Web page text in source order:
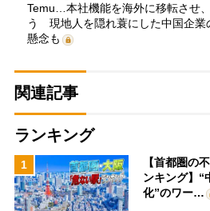
Temu…本社機能を海外に移転させ
う 現地人を隠れ蓑にした中国企業
懸念も
関連記事
ランキング
1
【首都圏の
ンキング】“
化”のワー…